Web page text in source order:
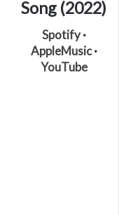
Song (2022)
Spotify·
AppleMusic·
YouTube